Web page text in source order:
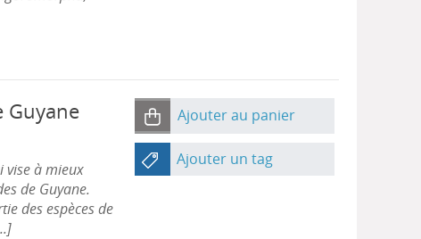
Guyane
vise à mieux
de Guyane.
des espèces de
Ajouter au panier
Ajouter un tag